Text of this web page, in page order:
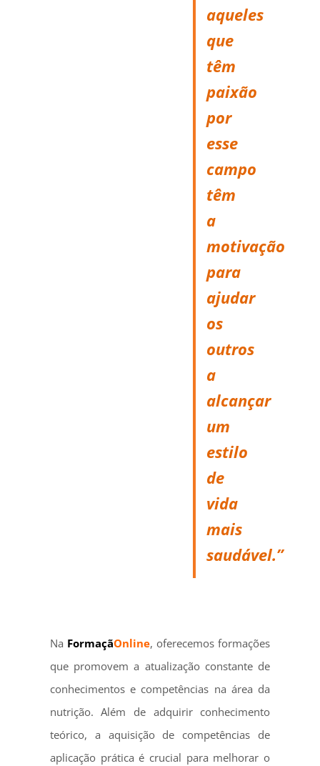
aqueles
que
têm
paixão
por
esse
campo
têm
a
motivação
para
ajudar
os
outros
a
alcançar
um
estilo
de
vida
mais
saudável.”
Na FormaçãOnline, oferecemos formações
que promovem a atualização constante de
conhecimentos e competências na área da
nutrição. Além de adquirir conhecimento
teórico, a aquisição de competências de
aplicação prática é crucial para melhorar o